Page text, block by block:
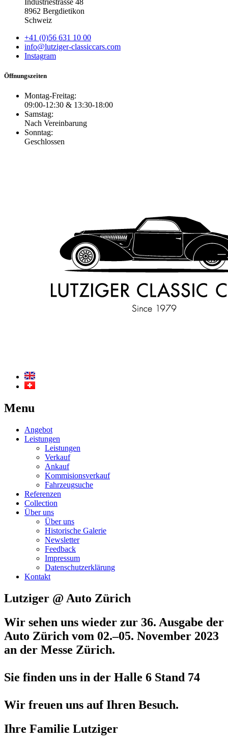
8962 Bergdietikon
Schweiz
+41 (0)56 631 10 00
info@lutziger-classiccars.com
Instagram
Öffnungszeiten
Montag-Freitag:
09:00-12:30 & 13:30-18:00
Samstag:
Nach Vereinbarung
Sonntag:
Geschlossen
Menu
Angebot
Leistungen
Leistungen
Verkauf
Ankauf
Kommisionsverkauf
Fahrzeugsuche
Referenzen
Collection
Über uns
Über uns
Historische Galerie
Newsletter
Feedback
Impressum
Datenschutzerklärung
Kontakt
Lutziger @ Auto Zürich
Wir sehen uns wieder zur 36. Ausgabe der
Auto Zürich vom 02.–05. November 2023
an der Messe Zürich.
Sie finden uns in der Halle 6 Stand 74
Wir freuen uns auf Ihren Besuch.
Ihre Familie Lutziger